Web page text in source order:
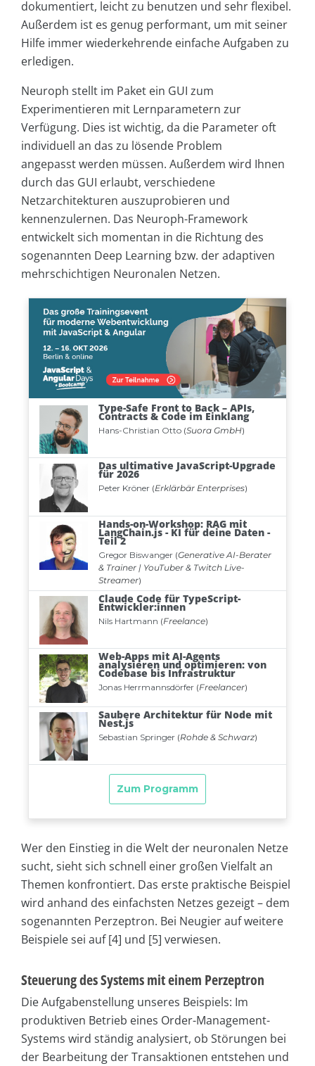
dokumentiert, leicht zu benutzen und sehr flexibel.
Außerdem ist es genug performant, um mit seiner
Hilfe immer wiederkehrende einfache Aufgaben zu
erledigen.
Neuroph stellt im Paket ein GUI zum
Experimentieren mit Lernparametern zur
Verfügung. Dies ist wichtig, da die Parameter oft
individuell an das zu lösende Problem
angepasst werden müssen. Außerdem wird Ihnen
durch das GUI erlaubt, verschiedene
Netzarchitekturen auszuprobieren und
kennenzulernen. Das Neuroph-Framework
entwickelt sich momentan in die Richtung des
sogenannten Deep Learning bzw. der adaptiven
mehrschichtigen Neuronalen Netzen.
Wer den Einstieg in die Welt der neuronalen Netze
sucht, sieht sich schnell einer großen Vielfalt an
Themen konfrontiert. Das erste praktische Beispiel
wird anhand des einfachsten Netzes gezeigt – dem
sogenannten Perzeptron. Bei Neugier auf weitere
Beispiele sei auf [4] und [5] verwiesen.
Steuerung des Systems mit einem Perzeptron
Die Aufgabenstellung unseres Beispiels: Im
produktiven Betrieb eines Order-Management-
Systems wird ständig analysiert, ob Störungen bei
der Bearbeitung der Transaktionen entstehen und